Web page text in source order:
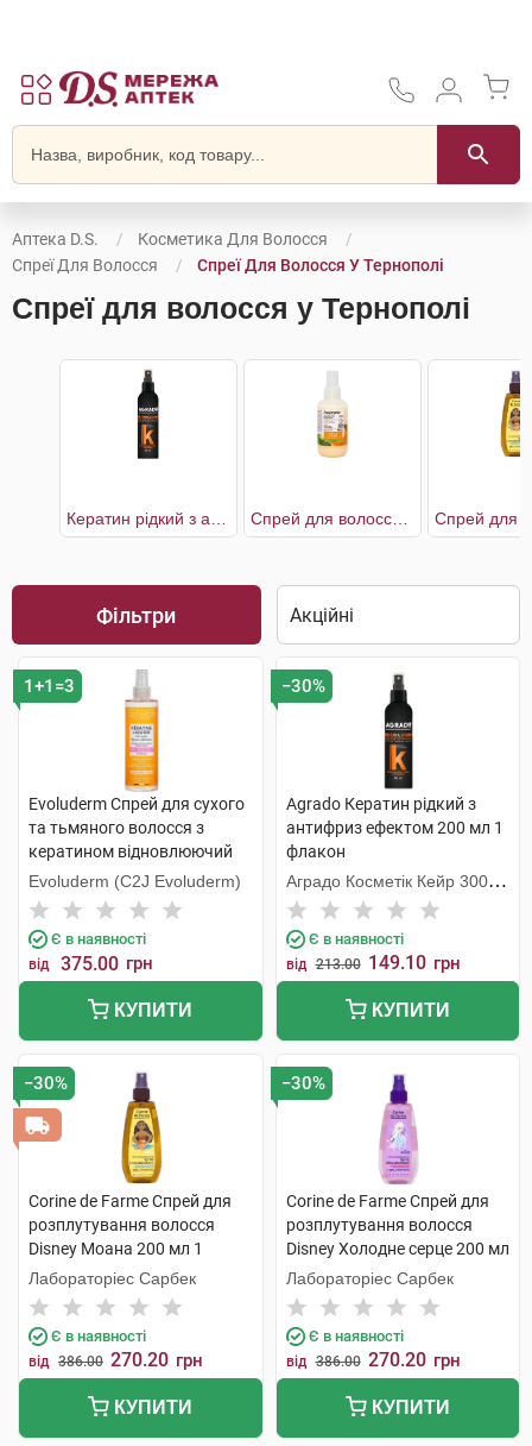
Аптека D.S.
Косметика Для Волосся
Спреї Для Волосся
Спреї Для Волосся У Тернополі
Спреї для волосся у Тернополі
Фільтри
1+1=3
Evoluderm Спрей для сухого
та тьмяного волосся з
кератином відновлюючий
250 мл 1 флакон
Evoluderm (C2J Evoluderm)
Є в наявності
від 375.00 грн
КУПИТИ
−30%
Agrado Кератин рідкий з
антифриз ефектом 200 мл 1
флакон
Аградо Косметік Кейр 3000
С.Л.У.
Є в наявності
від 213.00 149.10 грн
КУПИТИ
−30%
Corine de Farme Спрей для
розплутування волосся
Disney Моана 200 мл 1
флакон
Лабораторіес Сарбек
Є в наявності
від 386.00 270.20 грн
КУПИТИ
−30%
Corine de Farme Спрей для
розплутування волосся
Disney Холодне серце 200 мл
1 флакон
Лабораторіес Сарбек
Є в наявності
від 386.00 270.20 грн
КУПИТИ